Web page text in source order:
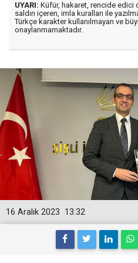
UYARI: Küfür, hakaret, rencide edici
saldırı içeren, imla kuralları ile
Türkçe karakter kullanılmayan ve
onaylanmamaktadır.
13:32
16 Aralık 2023